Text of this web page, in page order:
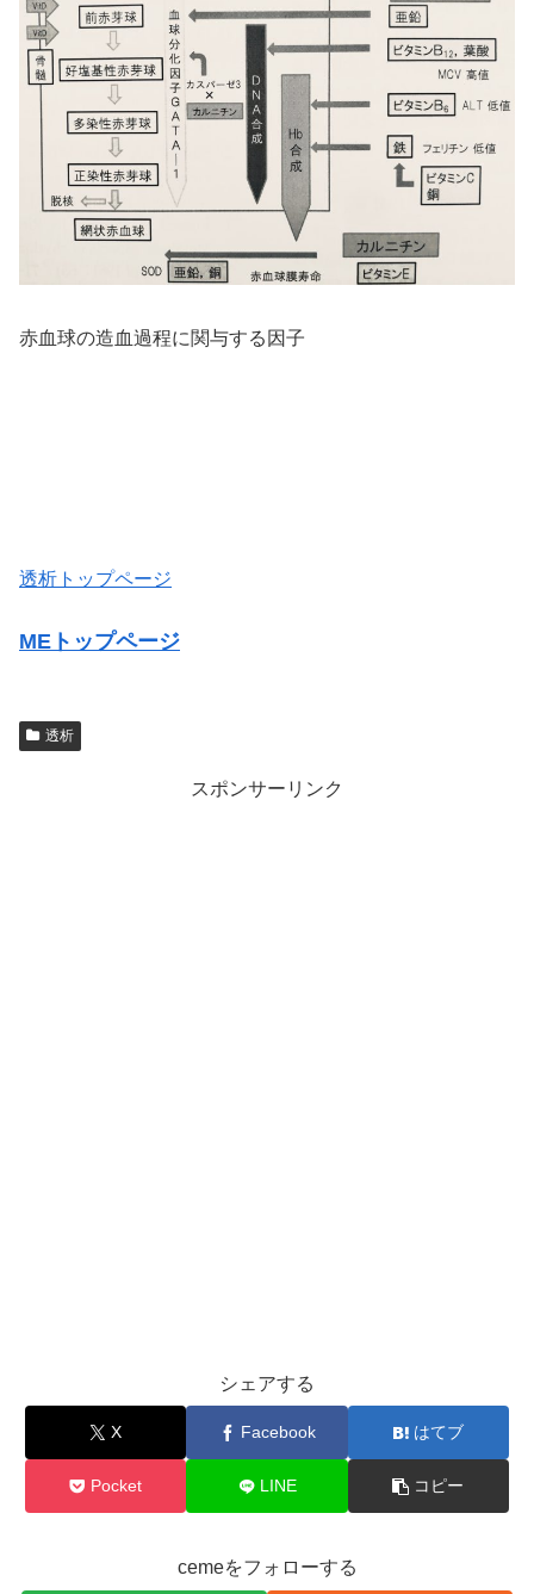
赤血球の造血過程に関与する因子
透析トップページ
MEトップページ
透析
スポンサーリンク
シェアする
X Facebook はてブ
Pocket LINE コピー
cemeをフォローする